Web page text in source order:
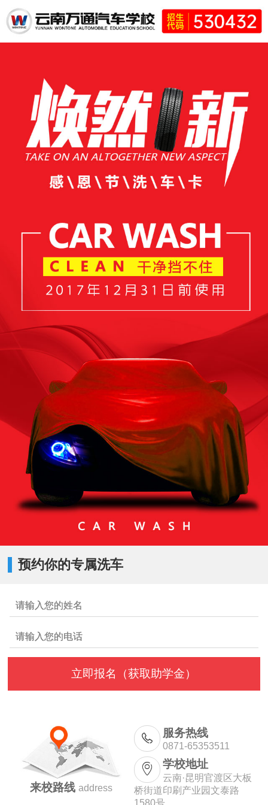
预约你的专属洗车
来校路线 address
服务热线
0871-65353511
学校地址
云南·昆明官渡区大板
桥街道印刷产业园文泰路